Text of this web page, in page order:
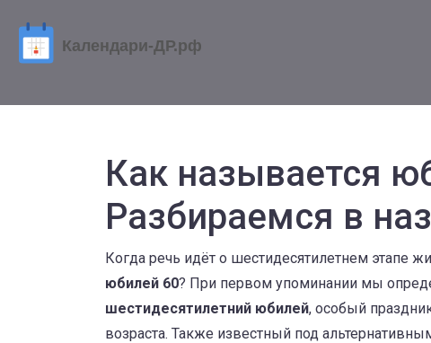
Как называется
Разбираемся в
Когда речь идёт о шестидесятилетнем этапе
юбилей 60? При первом упоминании мы
шестидесятилетний юбилей, особый
возраста. Также известный под